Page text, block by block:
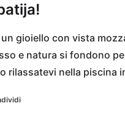
un gioiello con vista
e natura si fondono
rilassatevi nella piscina
benessere nella
vi invita con la sua